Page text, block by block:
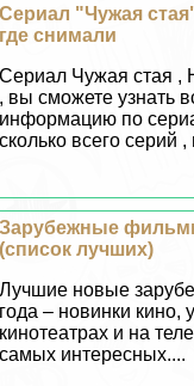
Сериал "Чужая
где снимали
Сериал Чужая стая ,
, вы сможете узнать
информацию по
сколько всего серий
Зарубежные
(список лучших)
Лучшие новые
года – новинки
кинотеатрах и на
самых интересных....